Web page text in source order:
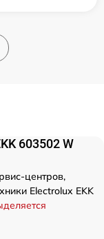
603502 W
центров,
Electrolux EKK